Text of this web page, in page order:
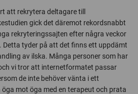
att rekrytera deltagare till
gick det däremot rekordsnabbt
rekryteringssajten efter några veckor
Detta tyder på att det finns ett uppdämt
av ilska. Många personer som har
vi tror att internetformatet passar
de inte behöver vänta i ett
mot öga med en terapeut och prata